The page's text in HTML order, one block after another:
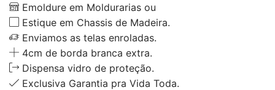
Emoldure em Moldurarias ou
Estique em Chassis de Madeira.
Enviamos as telas enroladas.
4cm de borda branca extra.
Dispensa vidro de proteção.
Exclusiva Garantia pra Vida Toda.